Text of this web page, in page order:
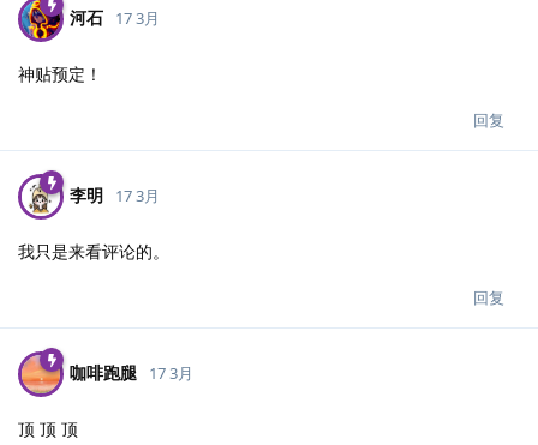
河石 17 3月
神贴预定！
回复
李明 17 3月
我只是来看评论的。
回复
咖啡跑腿 17 3月
顶 顶 顶